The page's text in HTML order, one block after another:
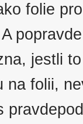
folie
jestli
na folii,